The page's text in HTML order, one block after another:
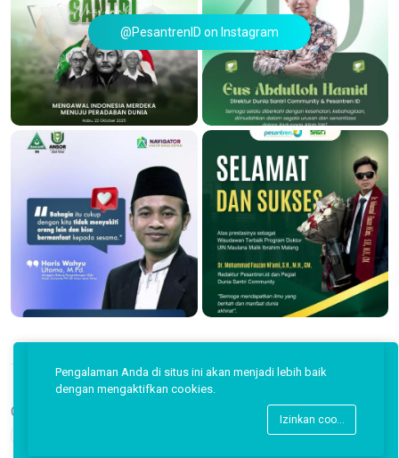
@PesantrenID on Instagram
Copyright © 2026 Pesantren ID.
Pengalaman Anda di situs ini akan menjadi lebih baik
dengan mengaktifkan cookies.
Izinkan cookies